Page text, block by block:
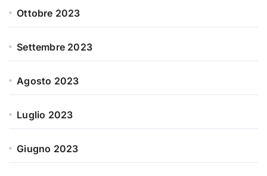
Ottobre 2023
Settembre 2023
Agosto 2023
Luglio 2023
Giugno 2023